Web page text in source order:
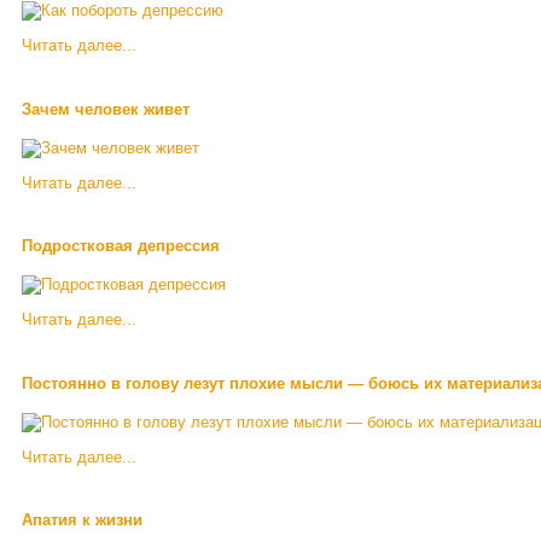
Читать далее...
Зачем человек живет
Читать далее...
Подростковая депрессия
Читать далее...
Постоянно в голову лезут плохие мысли — боюсь их
Читать далее...
Апатия к жизни